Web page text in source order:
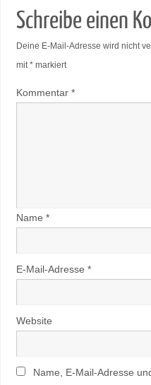
Schreibe einen
Deine E-Mail-Adresse wird nicht
mit*markiert
Kommentar *
Name *
E-Mail-Adresse *
Website
Name, E-Mail-Adresse